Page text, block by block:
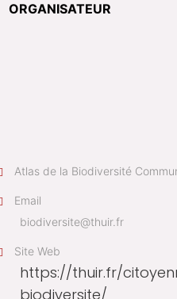
ORGANISATEUR
Atlas de la Biodiversité
Email
biodiversite@thuir.fr
Site Web
https://thuir.fr/
biodiversite/